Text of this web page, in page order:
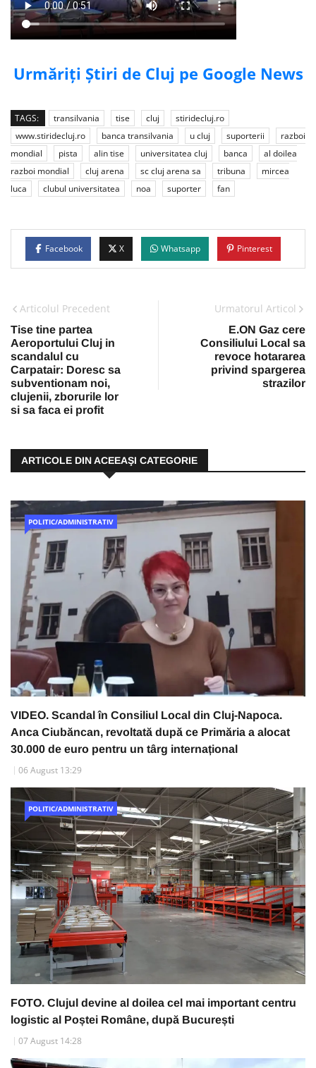
Urmăriți Știri de Cluj pe Google News
TAGS: transilvania tise cluj
stiridecluj.ro
www.stiridecluj.ro
banca transilvania u cluj suporterii
razboi
mondial
pista alin tise universitatea cluj banca
al doilea
razboi mondial
cluj arena sc cluj arena sa tribuna
mircea
luca
clubul universitatea noa suporter fan
Facebook X Whatsapp Pinterest
Articolul Precedent
Tise tine partea
Aeroportului Cluj in
scandalul cu
Carpatair: Doresc sa
subventionam noi,
clujenii, zborurile lor
si sa faca ei profit
Urmatorul Articol
E.ON Gaz cere
Consiliului Local sa
revoce hotararea
privind spargerea
strazilor
ARTICOLE DIN ACEEAŞI CATEGORIE
POLITIC/ADMINISTRATIV
VIDEO. Scandal în Consiliul Local din Cluj-Napoca.
Anca Ciubăncan, revoltată după ce Primăria a alocat
30.000 de euro pentru un târg internațional
06 August 13:29
POLITIC/ADMINISTRATIV
FOTO. Clujul devine al doilea cel mai important centru
logistic al Poștei Române, după București
07 August 14:28